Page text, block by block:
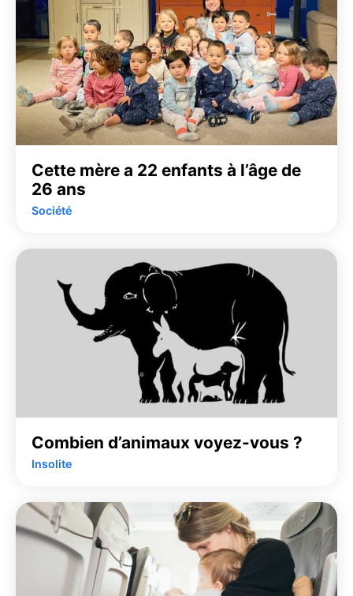
Cette mère a 22 enfants à l’âge de
26 ans
Société
Combien d’animaux voyez-vous ?
Insolite